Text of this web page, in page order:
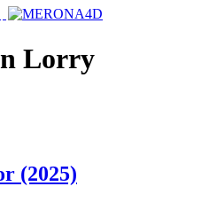
Lorry
(2025)